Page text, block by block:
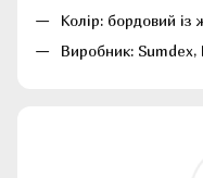
Колір: бордовий із
Виробник: Sumdex,